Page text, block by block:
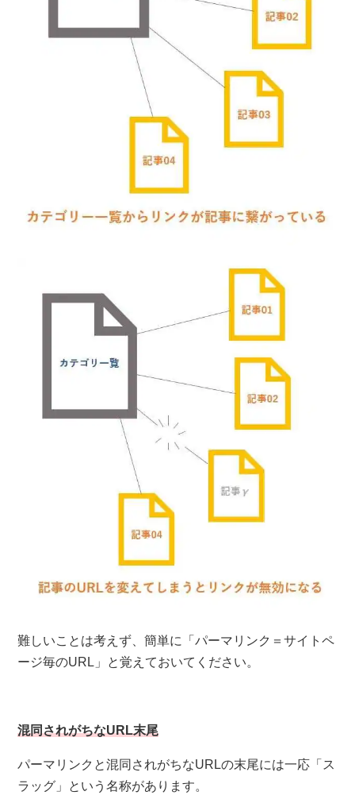
難しいことは考えず、簡単に「パーマリンク＝サイトペ
ージ毎のURL」と覚えておいてください。
混同されがちなURL末尾
パーマリンクと混同されがちなURLの末尾には一応「ス
ラッグ」という名称があります。